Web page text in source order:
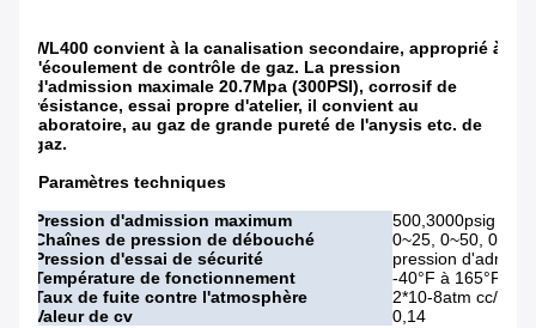
WL400 convient à la canalisation secondaire, approprié à
l'écoulement de contrôle de gaz. La pression
d'admission maximale 20.7Mpa (300PSI), corrosif de
résistance, essai propre d'atelier, il convient au
laboratoire, au gaz de grande pureté de l'anysis etc. de
gaz.
Paramètres techniques
Pression d'admission maximum
500,3000psig
Chaînes de pression de débouché
0~25, 0~50,
Pression d'essai de sécurité
pression
Température de fonctionnement
-40°F à 165°F/à -
Taux de fuite contre l'atmosphère
2*10-8atm cc/sec il
Valeur de cv
0,14